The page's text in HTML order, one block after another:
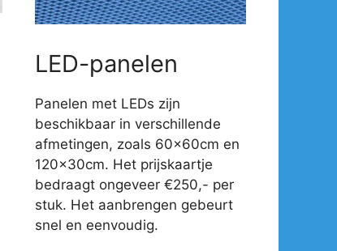
LED-panelen
Panelen met LEDs zijn
beschikbaar in verschillende
afmetingen, zoals 60x60cm en
120x30cm. Het prijskaartje
bedraagt ongeveer €250,- per
stuk. Het aanbrengen gebeurt
snel en eenvoudig.